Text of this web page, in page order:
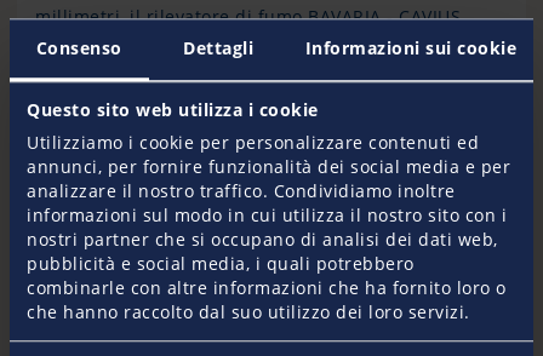
Consenso Dettagli Informazioni sui cookie
Questo sito web utilizza i cookie
Utilizziamo i cookie per personalizzare contenuti ed
annunci, per fornire funzionalità dei social media e per
analizzare il nostro traffico. Condividiamo inoltre
informazioni sul modo in cui utilizza il nostro sito con i
nostri partner che si occupano di analisi dei dati web,
pubblicità e social media, i quali potrebbero
combinarle con altre informazioni che ha fornito loro o
che hanno raccolto dal suo utilizzo dei loro servizi.
millimetri, il rilevatore di fumoBAVARIA - CAVIUS
Rilevatore di fumoè notevolmente più piccolo
rispetto alla maggior parte dei prodotti domestici
standard e di facile installazione.
Estintori a CO2
L' anidride carbonica (CO2) é utilizzata come agente
estinguente per incendi di Classe B che coinvolgono
sostanze liquide o gas infiammabili. L'anidride
carbonica è un agente estinguente privo di residui,